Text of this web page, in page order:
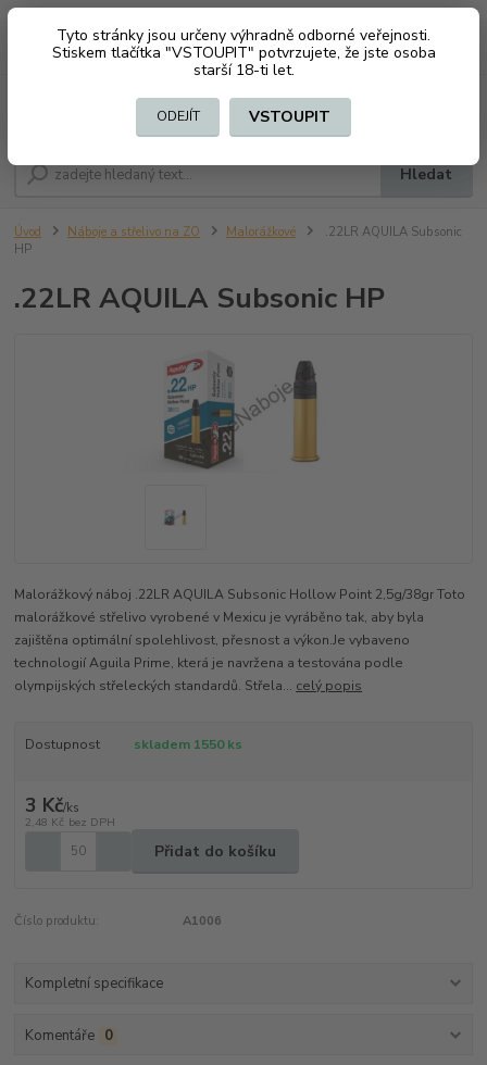
Tyto stránky jsou určeny výhradně odborné veřejnosti.
Stiskem tlačítka "VSTOUPIT" potvrzujete, že jste osoba
starší 18-ti let.
ODEJÍT VSTOUPIT
CZK
Hledat
+420 603794370 za0 Kč
Úvod Náboje a střelivo na ZO Malorážkové
.22LR AQUILA Subsonic
HP
.22LR AQUILA Subsonic HP
Malorážkový náboj .22LR AQUILA Subsonic Hollow Point 2,5g/38gr Toto
malorážkové střelivo vyrobené v Mexicu je vyráběno tak, aby byla
zajištěna optimální spolehlivost, přesnost a výkon.Je vybaveno
technologií Aguila Prime, která je navržena a testována podle
olympijských střeleckých standardů. Střela... celý popis
Dostupnost skladem 1550 ks
3 Kč/ks
2,48 Kč bez DPH
Přidat do košíku
Číslo produktu: A1006
Kompletní specifikace
Komentáře 0